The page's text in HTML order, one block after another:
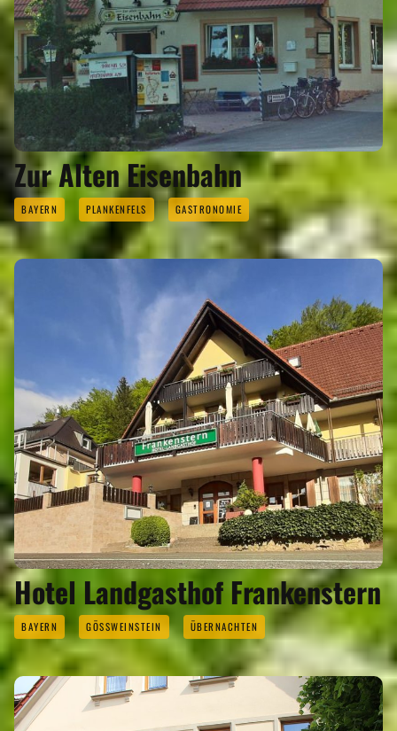
Zur Alten Eisenbahn
BAYERN PLANKENFELS GASTRONOMIE
Hotel Landgasthof Frankenstern
BAYERN GÖSSWEINSTEIN ÜBERNACHTEN